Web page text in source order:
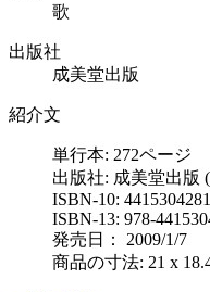
歌
出版社
成美堂出版
紹介文
単行本: 272ページ
出版社: 成美堂出版
ISBN-10: 4415304281
ISBN-13: 978-
発売日： 2009/1/7
商品の寸法: 21 x